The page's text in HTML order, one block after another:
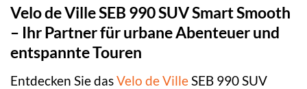
Velo de Ville SEB 990 SUV Smart Smooth
– Ihr Partner für urbane Abenteuer und
entspannte Touren
Entdecken Sie dasVelo de VilleSEB 990 SUV